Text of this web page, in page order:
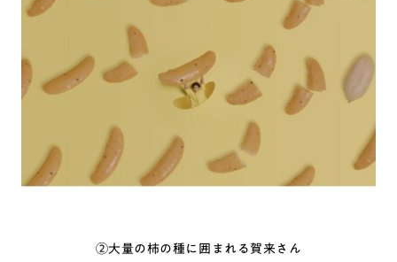
②大量の柿の種に囲まれる賀来さん